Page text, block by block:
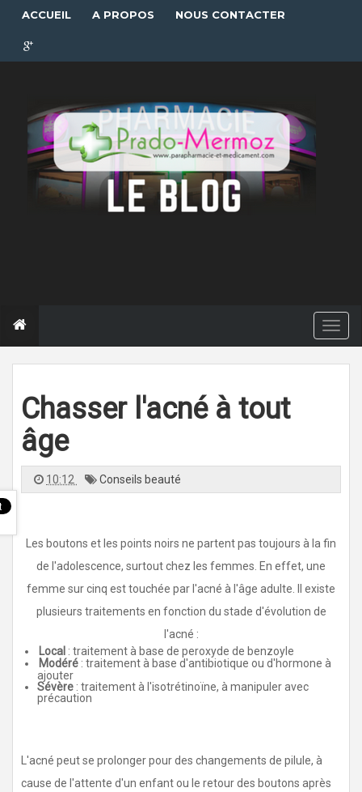
ACCUEIL A PROPOS NOUS CONTACTER
T
o
g
l
Chasser l'acné à tout
âge
10:12 Conseils beauté
Les boutons et les points noirs ne partent pas toujours à la fin
de l'adolescence, surtout chez les femmes. En effet, une
femme sur cinq est touchée par l'acné à l'âge adulte. Il existe
plusieurs traitements en fonction du stade d'évolution de
l'acné :
Local : traitement à base de peroxyde de benzoyle
Modéré : traitement à base d'antibiotique ou d'hormone à
ajouter
Sévère : traitement à l'isotrétinoïne, à manipuler avec
précaution
L'acné peut se prolonger pour des changements de pilule, à
cause de l'attente d'un enfant ou le retour des boutons après